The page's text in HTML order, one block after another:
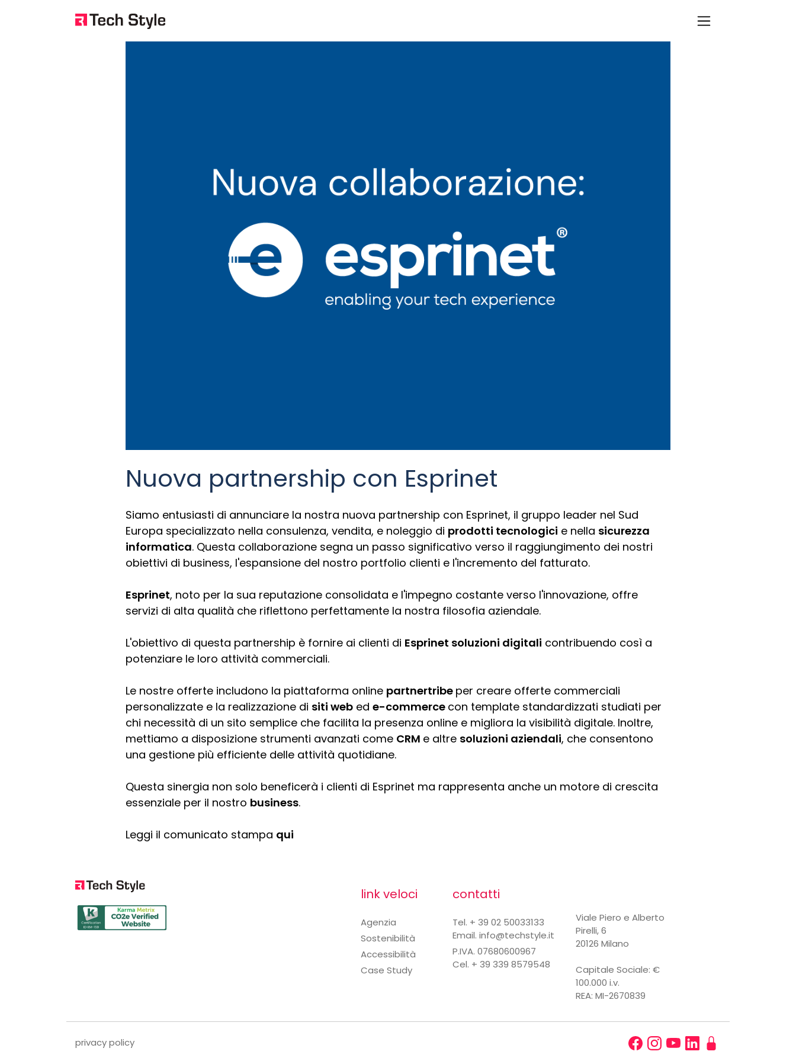
Nuova partnership con Esprinet
Siamo entusiasti di annunciare la nostra nuova partnership con Esprinet, il gruppo leader nel Sud
Europa specializzato nella consulenza, vendita, e noleggio di prodotti tecnologici e nella sicurezza
informatica. Questa collaborazione segna un passo significativo verso il raggiungimento dei nostri
obiettivi di business, l'espansione del nostro portfolio clienti e l'incremento del fatturato.
Esprinet, noto per la sua reputazione consolidata e l'impegno costante verso l'innovazione, offre
servizi di alta qualità che riflettono perfettamente la nostra filosofia aziendale.
L'obiettivo di questa partnership è fornire ai clienti di Esprinet soluzioni digitali contribuendo così a
potenziare le loro attività commerciali.
Le nostre offerte includono la piattaforma online partnertribe per creare offerte commerciali
personalizzate e la realizzazione di siti web ed e-commerce con template standardizzati studiati per
chi necessità di un sito semplice che facilita la presenza online e migliora la visibilità digitale. Inoltre,
mettiamo a disposizione strumenti avanzati come CRM e altre soluzioni aziendali, che consentono
una gestione più efficiente delle attività quotidiane.
Questa sinergia non solo beneficerà i clienti di Esprinet ma rappresenta anche un motore di crescita
essenziale per il nostro business.
Leggi il comunicato stampa qui
link veloci
Agenzia
Sostenibilità
Accessibilità
Case Study
contatti
Tel. + 39 02 50033133
Email.info@techstyle.it
P.IVA. 07680600967
Cel. + 39 339 8579548
Viale Piero e Alberto
Pirelli, 6
20126 Milano ​​​​
Capitale Sociale: €
100.000 i.v.
REA: MI-2670839
privacy policy